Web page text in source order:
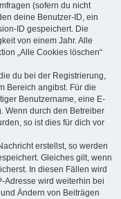
(sofern du nicht
deine Benutzer-ID, ein
ID gespeichert. Die
von einem Jahr. Alle
„Alle Cookies löschen“
du bei der Registrierung,
Bereich angibst. Für die
Benutzername, eine E-
Wenn durch den Betreiber
so ist dies für dich vor
erstellst, so werden
Gleiches gilt, wenn
In diesen Fällen wird
Adresse wird weiterhin bei
Ändern von Beiträgen